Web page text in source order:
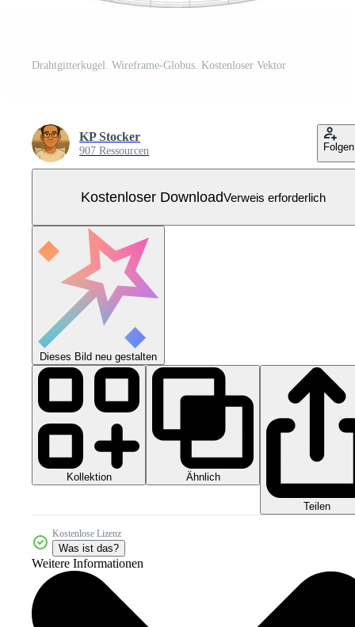
Drahtgitterkugel. Wireframe-Globus. Kostenloser Vektor
KP Stocker
907 Ressourcen Folgen
Kostenloser DownloadVerweis erforderlich
Dieses Bild neu gestalten
Kollektion Ähnlich
Teilen
Kostenlose Lizenz
Was ist das?
Weitere Informationen